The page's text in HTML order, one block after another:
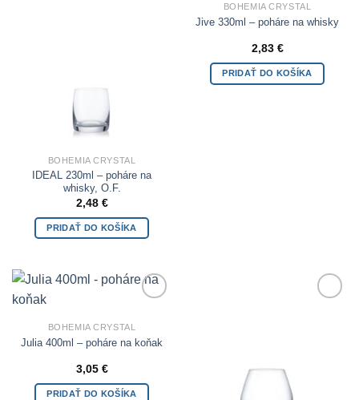
BOHEMIA CRYSTAL
IDEAL 230ml – poháre na
whisky, O.F.
2,48 €
PRIDAŤ DO KOŠÍKA
BOHEMIA CRYSTAL
Jive 330ml – poháre na whisky
2,83 €
PRIDAŤ DO KOŠÍKA
BOHEMIA CRYSTAL
Julia 400ml – poháre na koňak
3,05 €
PRIDAŤ DO KOŠÍKA